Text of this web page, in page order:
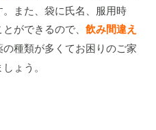
また、袋に氏名、服用時
ができるので、 飲み間違え
種類が多くてお困りのご家
ょう。